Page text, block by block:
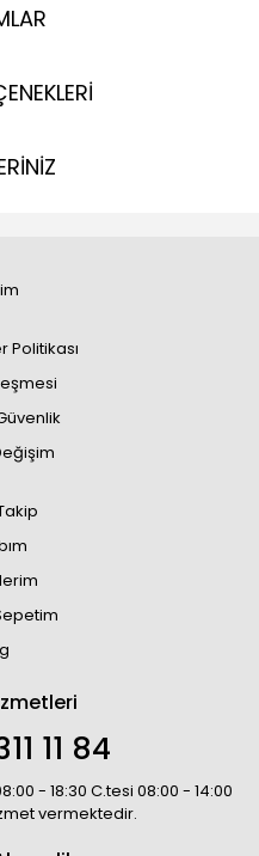
Politikası
11 84
- 18:30 C.tesi 08:00 - 14:00
vermektedir.